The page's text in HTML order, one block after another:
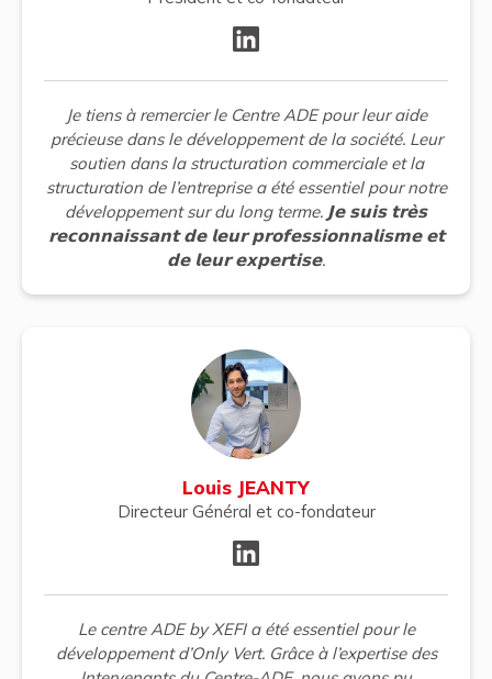
Je tiens à remercier le Centre ADE pour leur aide
précieuse dans le développement de la société. Leur
soutien dans la structuration commerciale et la
structuration de l’entreprise a été essentiel pour notre
développement sur du long terme. 𝗝𝗲 𝘀𝘂𝗶𝘀 𝘁𝗿𝗲̀𝘀
𝗿𝗲𝗰𝗼𝗻𝗻𝗮𝗶𝘀𝘀𝗮𝗻𝘁 𝗱𝗲 𝗹𝗲𝘂𝗿 𝗽𝗿𝗼𝗳𝗲𝘀𝘀𝗶𝗼𝗻𝗻𝗮𝗹𝗶𝘀𝗺𝗲 𝗲𝘁
𝗱𝗲 𝗹𝗲𝘂𝗿 𝗲𝘅𝗽𝗲𝗿𝘁𝗶𝘀𝗲.
Louis JEANTY
Directeur Général et co-fondateur
Le centre ADE by XEFI a été essentiel pour le
développement d’Only Vert. Grâce à l’expertise des